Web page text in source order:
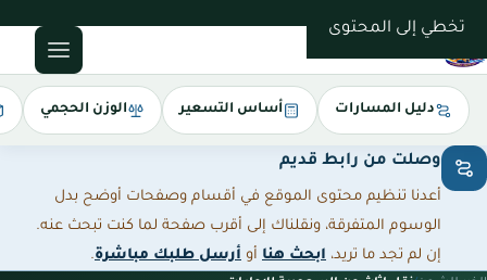
تخطي إلى المحتوى
دليل المسارات أساس التسعير الوزن الحجمي
وصلت من رابط قديم
أعدنا تنظيم محتوى الموقع في أقسام وصفحات أوضح بدل
الوسوم المتفرقة، ونقلناك إلى أقرب صفحة لما كنت تبحث عنه.
إن لم تجد ما تريد، ابحث هنا أو أرسل طلبك مباشرة.